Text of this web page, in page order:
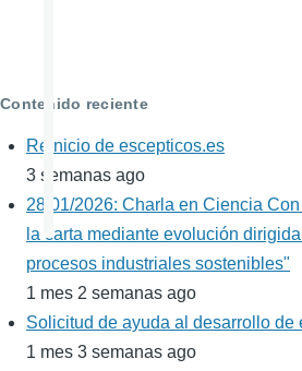
Contenido reciente
Reinicio de escepticos.es
3 semanas ago
28/01/2026: Charla en Ciencia
la carta mediante evolución
procesos industriales sostenibles"
1 mes 2 semanas ago
Solicitud de ayuda al desarrollo de
1 mes 3 semanas ago